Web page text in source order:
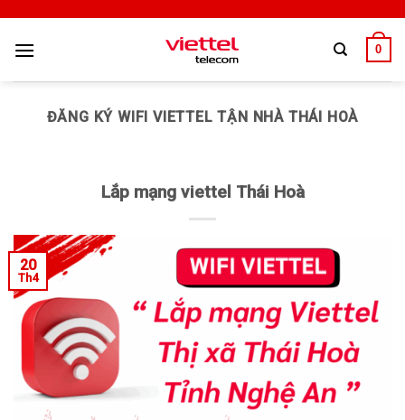
0
ĐĂNG KÝ WIFI VIETTEL TẬN NHÀ THÁI HOÀ
Lắp mạng viettel Thái Hoà
20
Th4